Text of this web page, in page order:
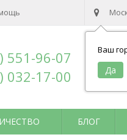
Ваш
551-96-07
032-17-00
БЛОГ